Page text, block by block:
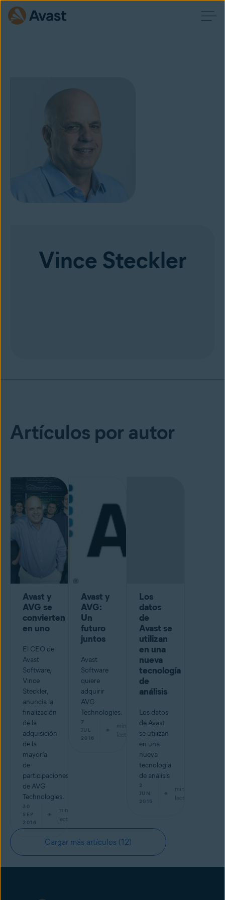
Vince Steckler
Artículos por autor
Avast y
AVG se
convierten
en uno
El CEO de
Avast
Software,
Vince
Steckler,
anuncia la
finalización
de la
adquisición
de la
mayoría
de
participaciones
de AVG
Technologies.
30
SEP
2016
min de
lectura
Avast y
AVG:
Un
futuro
juntos
Avast
Software
quiere
adquirir
AVG
Technologies.
7
JUL
2016
min de
lectura
Los
datos
de
Avast se
utilizan
en una
nueva
tecnología
de
análisis
Los datos
de Avast
se utilizan
en una
nueva
tecnología
de análisis
2
JUN
2015
min de
lectura
Cargar más artículos (12)